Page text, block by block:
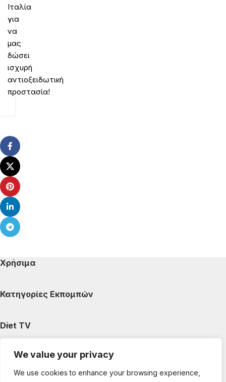
We value your privacy
We use cookies to enhance your browsing experience,
Ιταλία
για
να
μας
δώσει
ισχυρή
αντιοξειδωτική
προστασία!
Χρήσιμα
Κατηγορίες Εκπομπών
Diet TV
Κατηγορίες Άρθρων